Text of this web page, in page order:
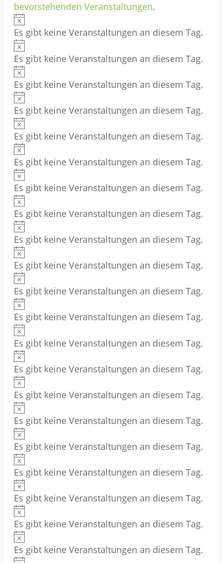
r
v
o
n
V
e
r
a
n
s
t
a
l
t
u
n
g
e
n
w
e
i
s
bevorstehenden Veranstaltungen.
H
i
n
w
e
i
s
Es gibt keine Veranstaltungen an diesem Tag.
H
i
n
w
e
i
s
Es gibt keine Veranstaltungen an diesem Tag.
H
i
n
w
e
i
s
Es gibt keine Veranstaltungen an diesem Tag.
H
i
n
w
e
i
s
Es gibt keine Veranstaltungen an diesem Tag.
H
i
n
w
e
i
s
Es gibt keine Veranstaltungen an diesem Tag.
H
i
n
w
e
i
s
Es gibt keine Veranstaltungen an diesem Tag.
H
i
n
w
e
i
s
Es gibt keine Veranstaltungen an diesem Tag.
H
i
n
w
e
i
s
Es gibt keine Veranstaltungen an diesem Tag.
H
i
n
w
e
i
s
Es gibt keine Veranstaltungen an diesem Tag.
H
i
n
w
e
i
s
Es gibt keine Veranstaltungen an diesem Tag.
H
i
n
w
e
i
s
Es gibt keine Veranstaltungen an diesem Tag.
H
i
n
w
e
i
s
Es gibt keine Veranstaltungen an diesem Tag.
H
i
n
w
e
i
s
Es gibt keine Veranstaltungen an diesem Tag.
H
i
n
w
e
i
s
Es gibt keine Veranstaltungen an diesem Tag.
H
i
n
w
e
i
s
Es gibt keine Veranstaltungen an diesem Tag.
H
i
n
w
e
i
s
Es gibt keine Veranstaltungen an diesem Tag.
H
i
n
w
e
i
s
Es gibt keine Veranstaltungen an diesem Tag.
H
i
n
w
e
i
s
Es gibt keine Veranstaltungen an diesem Tag.
H
i
n
w
e
i
Es gibt keine Veranstaltungen an diesem Tag.
H
i
n
w
Es gibt keine Veranstaltungen an diesem Tag.
H
i
Es gibt keine Veranstaltungen an diesem Tag.